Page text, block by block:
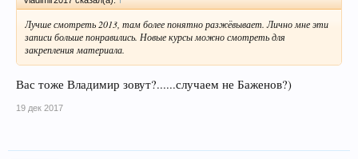
Лучше смотреть 2013, там более понятно разжёвывает. Лично мне эти
записи больше понравились. Новые курсы можно смотреть для
закрепления материала.
Вас тоже Владимир зовут?......случаем не Баженов?)
19 дек 2017